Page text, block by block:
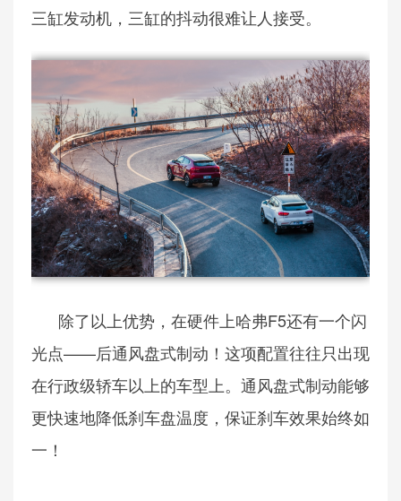
三缸发动机，三缸的抖动很难让人接受。
除了以上优势，在硬件上哈弗F5还有一个闪
光点——后通风盘式制动！这项配置往往只出现
在行政级轿车以上的车型上。通风盘式制动能够
更快速地降低刹车盘温度，保证刹车效果始终如
一！